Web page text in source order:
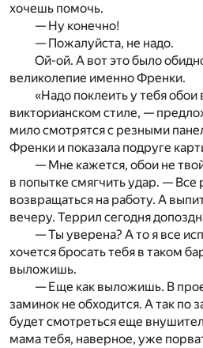
хочешь помочь.
— Ну конечно!
— Пожалуйста, не надо.
Ой-ой. А вот это было
великолепие именно Френки.
«Надо поклеить у тебя обои
викторианском стиле, —
мило смотрятся с резными
Френки и показала подруге
— Мне кажется, обои не
в попытке смягчить удар. — Все
возвращаться на работу. А
вечеру. Террил сегодня
— Ты уверена? А то я все
хочется бросать тебя в таком
выложишь.
— Еще как выложишь. В
заминок не обходится. А так по
будет смотреться еще
мама тебя, наверное, уже